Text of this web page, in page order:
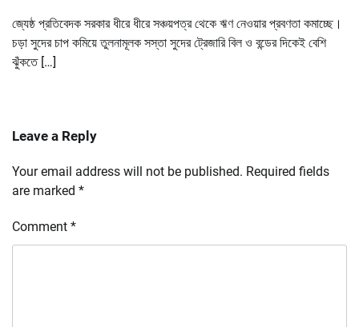
জ্যেষ্ঠ প্রতিবেদক সরকার ধীরে ধীরে সঞ্চয়পত্র থেকে ঋণ নেওয়ার প্রবণতা কমাচ্ছে।
চড়া সুদের চাপ কমিয়ে তুলনামূলক সস্তা সুদের ট্রেজারি বিল ও বন্ডের দিকেই বেশি
ঝুঁকতে […]
Leave a Reply
Your email address will not be published. Required fields
are marked *
Comment *